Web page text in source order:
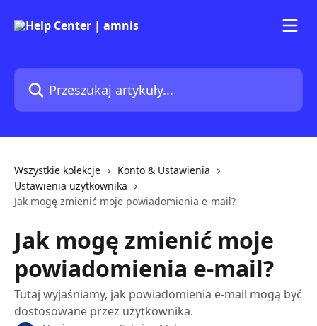
Przeszukaj artykuły...
Wszystkie kolekcje
Konto & Ustawienia
Ustawienia użytkownika
Jak mogę zmienić moje powiadomienia e-mail?
Jak mogę zmienić moje
powiadomienia e-mail?
Tutaj wyjaśniamy, jak powiadomienia e-mail mogą być
dostosowane przez użytkownika.